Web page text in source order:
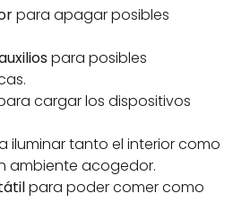
para apagar posibles
para posibles
cargar los dispositivos
iluminar tanto el interior como
ambiente acogedor.
para poder comer como